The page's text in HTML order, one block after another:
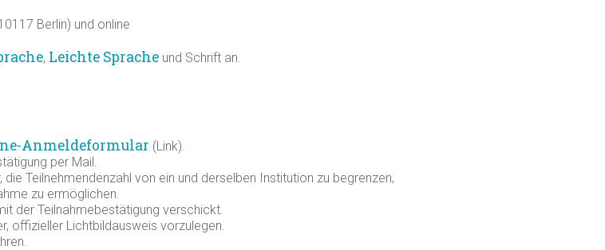
Berlin) und online
, Leichte Sprache und Schrift an.
Anmeldeformular (Link).
per Mail.
Teilnehmendenzahl von ein und derselben Institution zu begrenzen,
zu ermöglichen.
der Teilnahmebestätigung verschickt.
offizieller Lichtbildausweis vorzulegen.